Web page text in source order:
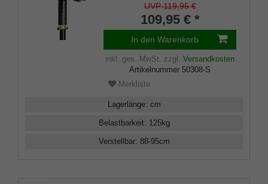
Klappsitz/griff,inklusiv
Gummipuffer
UVP 119,95 €
109,95 € *
In den Warenkorb
inkl. ges. MwSt. zzgl. Versandkosten
Artikelnummer 50308-S
Merkliste
Lagerlänge: cm
Belastbarkeit: 125kg
Verstellbar: 88-95cm